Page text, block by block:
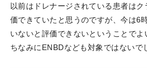
以前はドレナージされている患者は
価できていたと思うのですが、今は6
いないと評価できないということでよ
ちなみにENBDなども対象ではないで